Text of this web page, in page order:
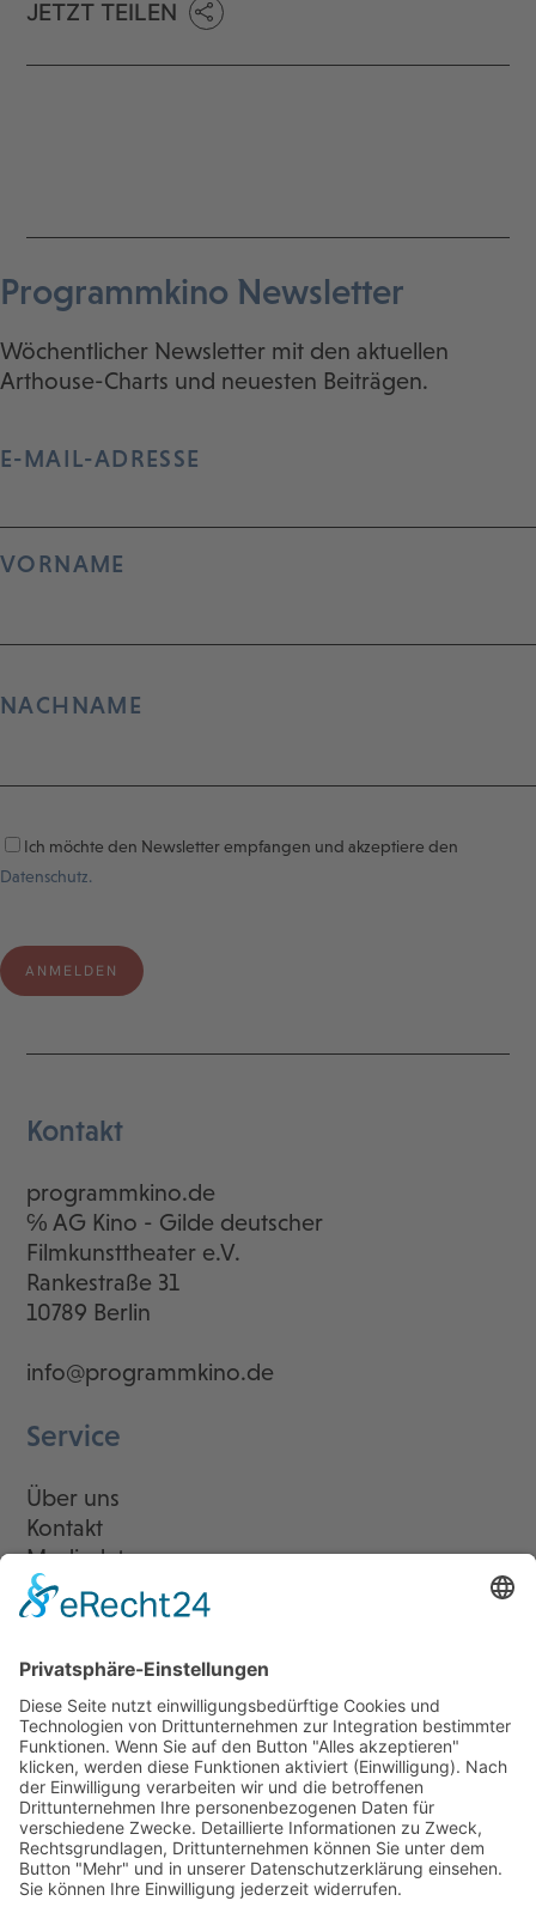
JETZT TEILEN
Programmkino Newsletter
Wöchentlicher Newsletter mit den aktuellen
Arthouse-Charts und neuesten Beiträgen.
E-MAIL-ADRESSE
VORNAME
NACHNAME
Ich möchte den Newsletter empfangen und akzeptiere den
Datenschutz.
Kontakt
programmkino.de
℅ AG Kino - Gilde deutscher
Filmkunsttheater e.V.
Rankestraße 31
10789 Berlin
info@programmkino.de
Service
Über uns
Kontakt
Mediadaten
Newsletter
LogIn
Legal
Impressum
Datenschutzerklärung
Cookie-Einstellungen